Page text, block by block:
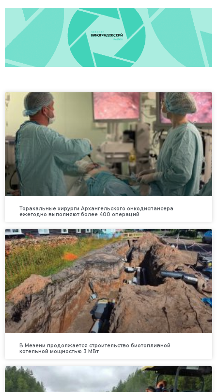
Торакальные хирурги Архангельского онкодиспансера
ежегодно выполняют более 400 операций
В Мезени продолжается строительство биотопливной
котельной мощностью 3 МВт